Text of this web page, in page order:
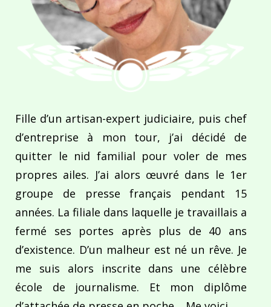
Fille d’un artisan-expert judiciaire, puis chef
d’entreprise à mon tour, j’ai décidé de
quitter le nid familial pour voler de mes
propres ailes. J’ai alors œuvré dans le 1er
groupe de presse français pendant 15
années. La filiale dans laquelle je travaillais a
fermé ses portes après plus de 40 ans
d’existence. D’un malheur est né un rêve. Je
me suis alors inscrite dans une célèbre
école de journalisme. Et mon diplôme